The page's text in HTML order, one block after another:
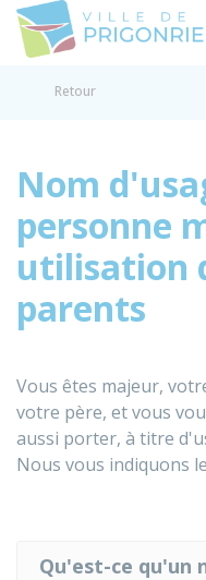
Retour
Nom
personne
utilisation
parents
Vous êtes majeur,
votre père, et vous
aussi porter, à titre
Nous vous indiquons
Qu'est-ce qu'un